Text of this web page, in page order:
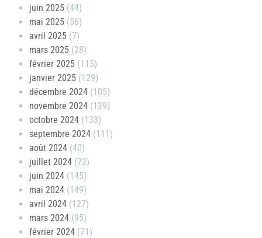
juin 2025 (44)
mai 2025 (56)
avril 2025 (7)
mars 2025 (28)
février 2025 (115)
janvier 2025 (129)
décembre 2024 (105)
novembre 2024 (139)
octobre 2024 (133)
septembre 2024 (111)
août 2024 (40)
juillet 2024 (72)
juin 2024 (145)
mai 2024 (149)
avril 2024 (127)
mars 2024 (95)
février 2024 (71)